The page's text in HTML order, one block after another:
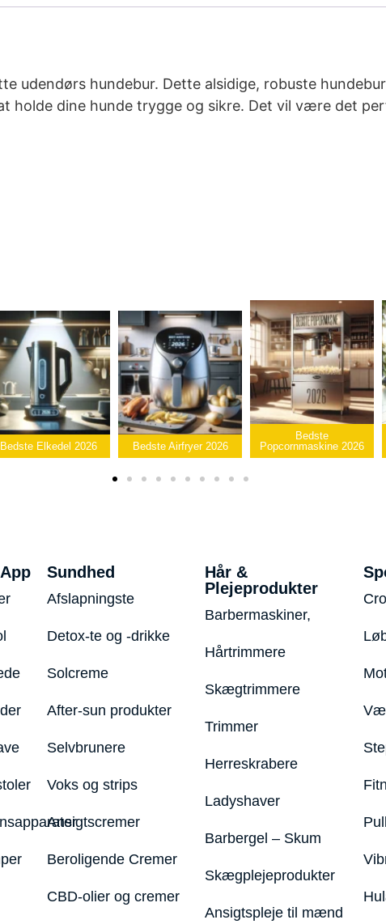
udendørs hundebur. Dette alsidige, robuste
holde dine hunde trygge og sikre. Det vil være det
2026 Bedste Airfryer 2026
Bedste
Popcornmaskine 2026
Bedste
Sundhed
Afslapningste
Detox-te og -drikke
Solcreme
After-sun produkter
Selvbrunere
Voks og strips
Ansigtscremer
Beroligende Cremer
CBD-olier og cremer
Hår &
Plejeprodukter
Barbermaskiner,
Hårtrimmere
Skægtrimmere
Trimmer
Herreskrabere
Ladyshaver
Barbergel – Skum
Skægplejeprodukter
Ansigtspleje til mænd